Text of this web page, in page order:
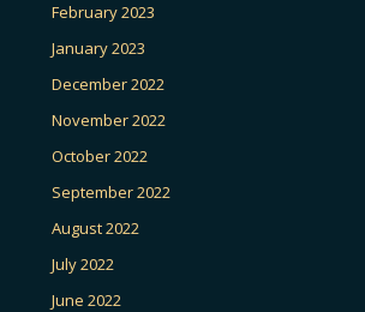
February 2023
January 2023
December 2022
November 2022
October 2022
September 2022
August 2022
July 2022
June 2022